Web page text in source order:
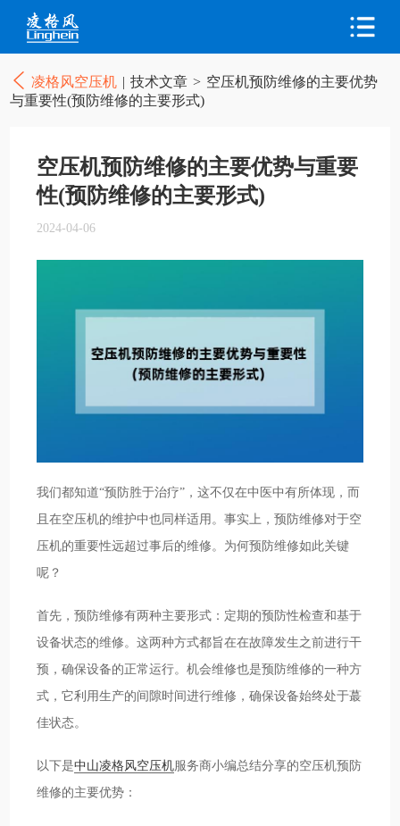
凌格风空压机 | 技术文章 > 空压机预防维修的主要优势
与重要性(预防维修的主要形式)
空压机预防维修的主要优势与重要
性(预防维修的主要形式)
2024-04-06
我们都知道“预防胜于治疗”，这不仅在中医中有所体现，而
且在空压机的维护中也同样适用。事实上，预防维修对于空
压机的重要性远超过事后的维修。为何预防维修如此关键
呢？
首先，预防维修有两种主要形式：定期的预防性检查和基于
设备状态的维修。这两种方式都旨在在故障发生之前进行干
预，确保设备的正常运行。机会维修也是预防维修的一种方
式，它利用生产的间隙时间进行维修，确保设备始终处于蕞
佳状态。
以下是中山凌格风空压机服务商小编总结分享的空压机预防
维修的主要优势：